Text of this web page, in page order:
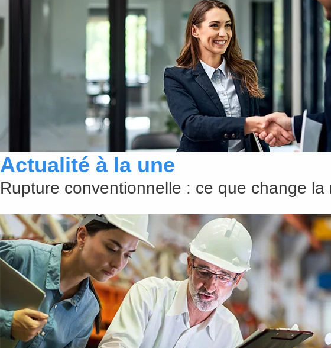
Actualité à la une
Rupture conventionnelle : ce que change